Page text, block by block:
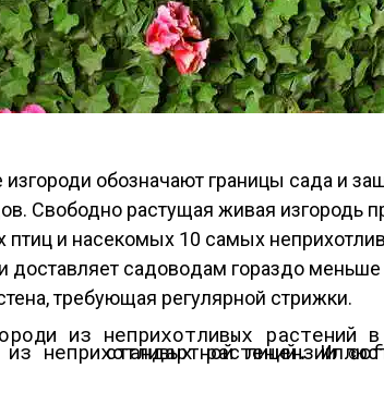
обоз­на­ча­ют гра­ницы са­да и
Сво­бод­но рас­ту­щая жи­вая из­го­родь
птиц и на­секо­мых 10 са­мых
дос­тавля­ет са­дово­дам го­раз­до мень­ше
тре­бу­ющая ре­гуляр­ной стриж­ки.
Живые изгороди из неприхотливых растений. Иллюстрация для статьи используется